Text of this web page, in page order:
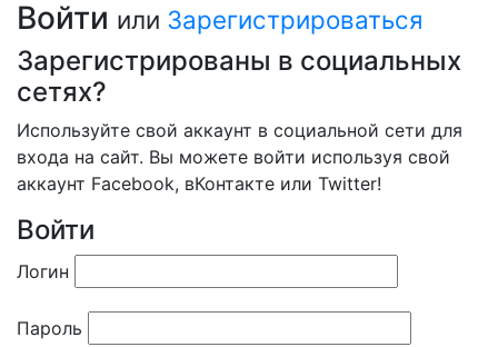
Войти или Зарегистрироваться
Зарегистрированы в социальных
сетях?
Используйте свой аккаунт в социальной сети для
входа на сайт. Вы можете войти используя свой
аккаунт Facebook, вКонтакте или Twitter!
Войти
Логин
Пароль